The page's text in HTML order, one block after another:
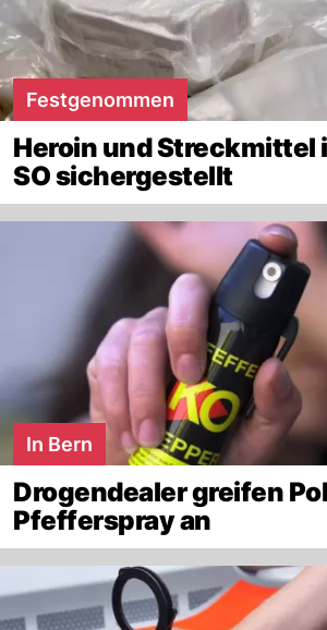
Festgenommen
Heroin und Streckmittel
SO sichergestellt
In Bern
Drogendealer greifen
Pfefferspray an